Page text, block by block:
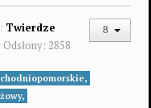
Twierdze
Odsłony: 2858